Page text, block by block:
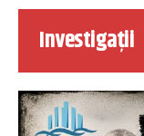
Investigații